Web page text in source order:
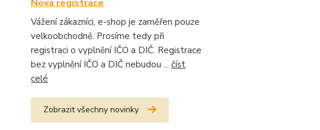
Nová registrace
Vážení zákazníci, e-shop je zaměřen pouze
velkoobchodně. Prosíme tedy při
registraci o vyplnění IČO a DIČ. Registrace
bez vyplnění IČO a DIČ nebudou ... číst
celé
Zobrazit všechny novinky